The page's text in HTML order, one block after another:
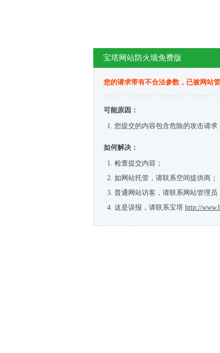
宝塔网站防火墙免费版
您的请求带有不合法参数，已被网站
可能原因：
您提交的内容包含危险的攻击请求
如何解决：
检查提交内容；
如网站托管，请联系空间提供商；
普通网站访客，请联系网站管理员
这是误报，请联系宝塔 http://